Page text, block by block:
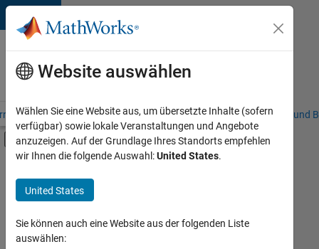
Weiter zum Inhalt
Karriere
bei
MathWorks
– Übersicht Stellensuche Niederlassungen Studierende und
Umschaltung für Off-Canvas-
Hauptinhalt
Education Sales
Sales Operations
Marketing Services
Business Model Team
+4
Website auswählen
Wählen Sie eine Website aus, um übersetzte Inhalte (sofern
verfügbar) sowie lokale Veranstaltungen und Angebote
anzuzeigen. Auf der Grundlage Ihres Standorts empfehlen
wir Ihnen die folgende Auswahl:United States.
United States
Sie können auch eine Website aus der folgenden Liste
auswählen: